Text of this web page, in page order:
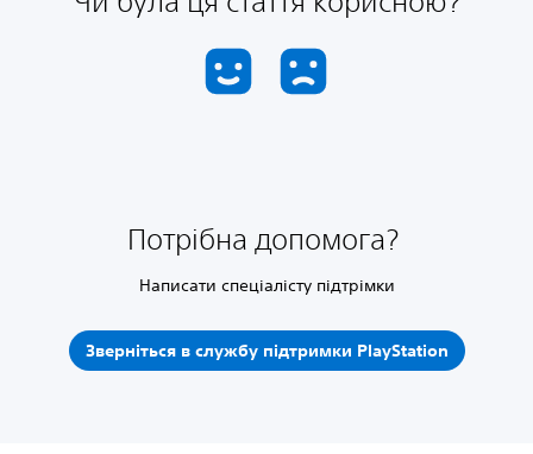
Потрібна допомога?
Написати спеціалісту підтрімки
Зверніться в службу підтримки PlayStation